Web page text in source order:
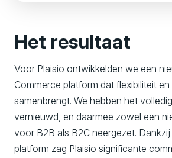
Het resultaat
Voor Plaisio ontwikkelden we een
Commerce platform dat flexibiliteit
samenbrengt. We hebben het
vernieuwd, en daarmee zowel een
voor B2B als B2C neergezet.
platform zag Plaisio significante